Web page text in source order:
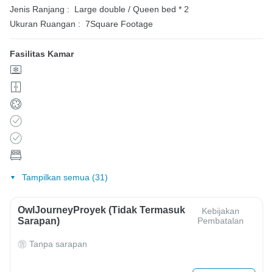
Jenis Ranjang :
Large double / Queen bed * 2
Ukuran Ruangan : 7Square Footage
Fasilitas Kamar
Tampilkan semua (31)
OwlJourneyProyek (Tidak Termasuk
Sarapan)
Kebijakan
Pembatalan
Tanpa sarapan